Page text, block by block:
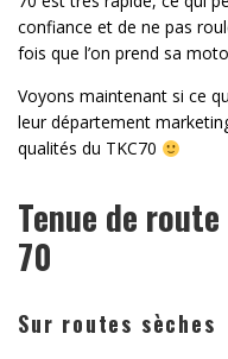
confiance et de ne pas
fois que l’on prend sa
Voyons maintenant si ce
leur département
qualités du TKC70
Tenue de
70
Sur routes sèches